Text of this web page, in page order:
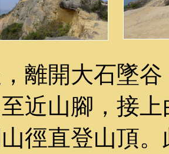
離開大石墜
近山腳，接
徑直登山頂